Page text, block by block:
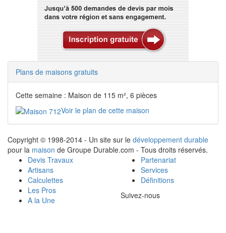
Plans de maisons gratuits
Cette semaine : Maison de 115 m², 6 pièces
Voir le plan de cette maison
Copyright © 1998-2014 - Un site sur le développement durable
pour la maison de Groupe Durable.com - Tous droits réservés.
Devis Travaux
Artisans
Calculettes
Les Pros
A la Une
Partenariat
Services
Définitions
Suivez-nous